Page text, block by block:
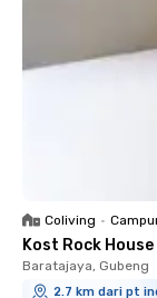
Coliving •
Kost Rock
Baratajaya, Gubeng
2.7 km dari pt